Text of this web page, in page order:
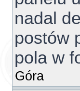
nadal
postów
pola w
Góra